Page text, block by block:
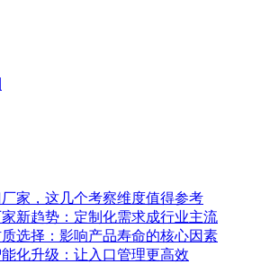
家，这几个考察维度值得参考
新趋势：定制化需求成行业主流
选择：影响产品寿命的核心因素
化升级：让入口管理更高效